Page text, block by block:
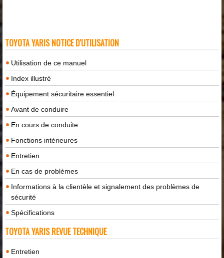
TOYOTA YARIS NOTICE D'UTILISATION
Utilisation de ce manuel
Index illustré
Équipement sécuritaire essentiel
Avant de conduire
En cours de conduite
Fonctions intérieures
Entretien
En cas de problèmes
Informations à la clientèle et signalement des problèmes de
sécurité
Spécifications
TOYOTA YARIS REVUE TECHNIQUE
Entretien